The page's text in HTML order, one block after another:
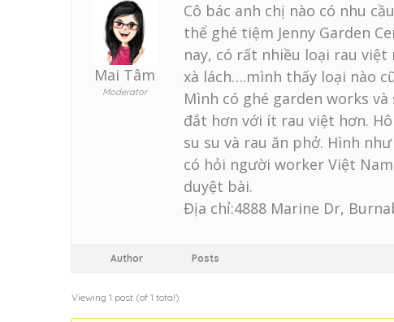
Mai Tâm
Moderator
Cô bác anh chị nào có nhu
thể ghé tiệm Jenny Garden
nay, có rất nhiều loại rau
xà lách….mình thấy loại nào
Mình có ghé garden works
đắt hơn với ít rau việt hơn.
su su và rau ăn phở. Hình
có hỏi người worker Việt
duyệt bài.
Địa chỉ:4888 Marine Dr,
Author Posts
Viewing 1 post (of 1 total)